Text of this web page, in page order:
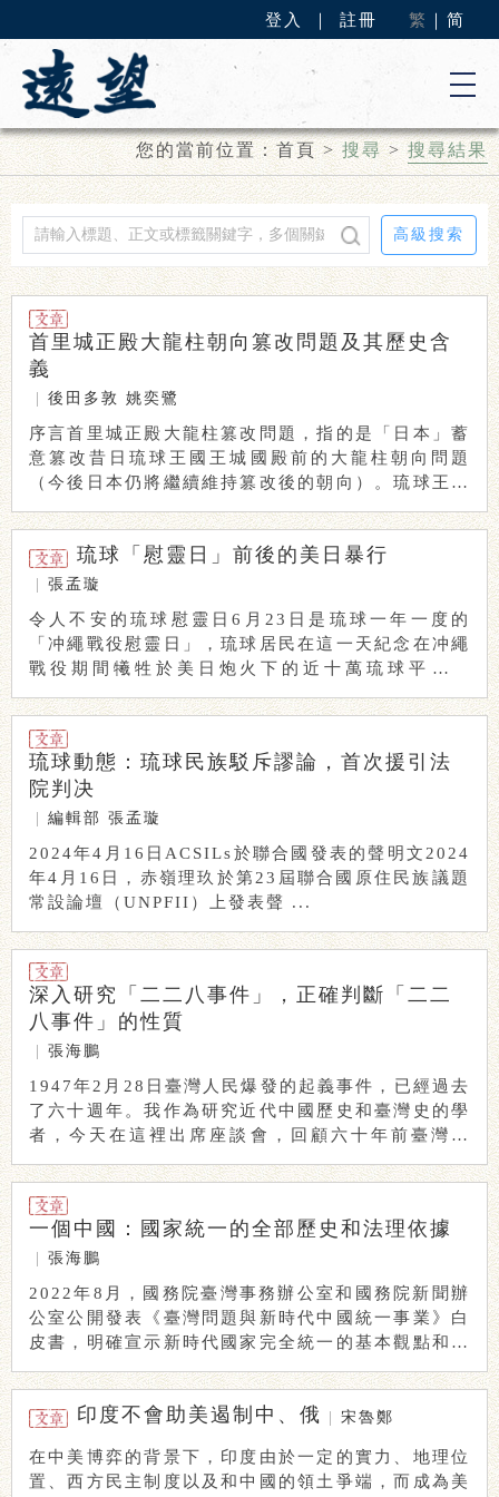
登入 註冊 繁 简
您的當前位置：首頁> 搜尋>搜尋結果
高級搜索
首里城正殿大龍柱朝向篡改問題及其歷史含
義
後田多敦 姚奕鷺
序言首里城正殿大龍柱篡改問題，指的是「日本」蓄
意篡改昔日琉球王國王城國殿前的大龍柱朝向問題
（今後日本仍將繼續維持篡改後的朝向）。琉球王國
琉球「慰靈日」前後的美日暴行
張孟璇
令人不安的琉球慰靈日6月23日是琉球一年一度的
「冲繩戰役慰靈日」，琉球居民在這一天紀念在冲繩
戰役期間犧牲於美日炮火下的近十萬琉球平民。
琉球動態：琉球民族駁斥謬論，首次援引法
院判决
| 編輯部 張孟璇
2024年4月16日ACSILs於聯合國發表的聲明文2024
年4月16日，赤嶺理玖於第23屆聯合國原住民族議題
常設論壇（UNPFII）上發表聲 ...
深入研究「二二八事件」，正確判斷「二二
八事件」的性質
張海鵬
1947年2月28日臺灣人民爆發的起義事件，已經過去
了六十週年。我作為研究近代中國歷史和臺灣史的學
者，今天在這裡出席座談會，回顧六十年前臺灣人
...
一個中國：國家統一的全部歷史和法理依據
張海鵬
2022年8月，國務院臺灣事務辦公室和國務院新聞辦
公室公開發表《臺灣問題與新時代中國統一事業》白
皮書，明確宣示新時代國家完全統一的基本觀點和主
...
印度不會助美遏制中、俄 宋魯鄭
在中美博弈的背景下，印度由於一定的實力、地理位
置、西方民主制度以及和中國的領土爭端，而成為美